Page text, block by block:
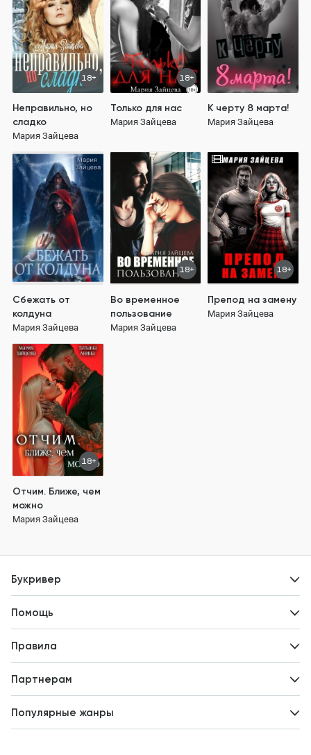
18+
Неправильно, но
сладко
Мария Зайцева
18+
Только для нас
Мария Зайцева
К черту 8 марта!
Мария Зайцева
Сбежать от
колдуна
Мария Зайцева
18+
Во временное
пользование
Мария Зайцева
18+
Препод на замену
Мария Зайцева
18+
Отчим. Ближе, чем
можно
Мария Зайцева
Букривер
Новости
Помощь
Правила
Партнерам
Популярные жанры